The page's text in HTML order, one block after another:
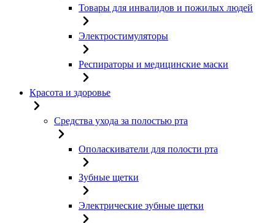
Товары для инвалидов и пожилых людей
Электростимуляторы
Респираторы и медицинские маски
Красота и здоровье
Средства ухода за полостью рта
Ополаскиватели для полости рта
Зубные щетки
Электрические зубные щетки